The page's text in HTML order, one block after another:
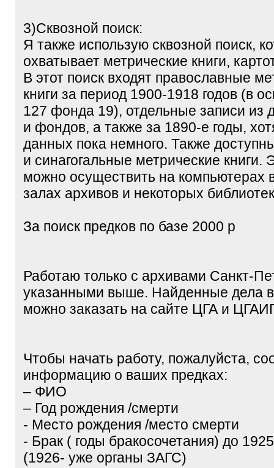
3)Сквозной поиск:
Я также использую сквозной поиск,
охватывает метрические книги,
В этот поиск входят православные
книги за период 1900-1918 годов (в
127 фонда 19), отдельные записи из
и фондов, а также за 1890-е годы,
данных пока немного. Также
и синагогальные метрические книги.
можно осуществить на компьютерах
залах архивов и некоторых
За поиск предков по базе 2000 р
Работаю только с архивами Санкт-
указанными выше. Найденные дела
можно заказать на сайте ЦГА и
Чтобы начать работу, пожалуйста,
информацию о ваших предках:
– ФИО
– Год рождения /смерти
- Место рождения /место смерти
- Брак ( годы бракосочетания) до
(1926- уже органы ЗАГС)